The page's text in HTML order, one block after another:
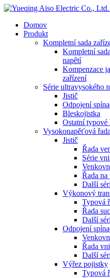
Domov
Produkt
Kompletní sada
Kompletní
napětí
Kompenzace
zařízení
Série ultravysokého
Jistič
Odpojení
Bleskojistka
Ostatní typové
Vysokonapěťová řada
Jistič
Řada
Série
Řada
Další
Výkonový
Typová
Řada
Další
Odpojení
Řada
Další
Výřez pojistky
Typová